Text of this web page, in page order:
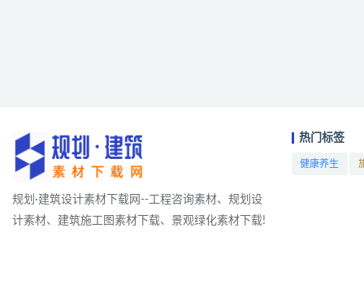
规划·建筑设计素材下载网--工程咨询素材、规划设
计素材、建筑施工图素材下载、景观绿化素材下载!
热门标签
健康养生